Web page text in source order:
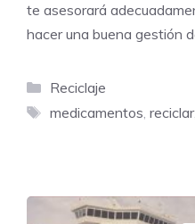
te asesorará
hacer una buena gestión
Categorías
Reciclaje
Etiquetas
medicamentos, reciclar,